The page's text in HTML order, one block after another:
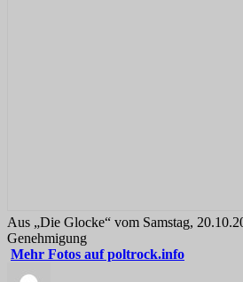
Aus „Die Glocke“ vom Samstag,
Genehmigung
Mehr Fotos auf poltrock.info